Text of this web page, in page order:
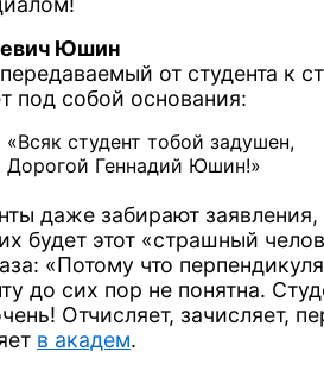
Юшин
от студента к
под собой основания:
«Всяк студент тобой задушен,
Дорогой Геннадий Юшин!»
даже забирают заявления,
будет этот «страшный
«Потому что
до сих пор не понятна.
Отчисляет, зачисляет,
в академ.